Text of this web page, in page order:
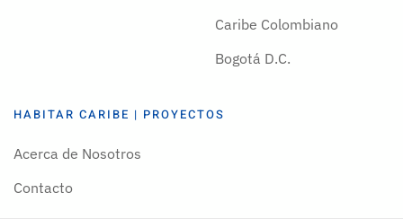
Caribe Colombiano
Bogotá D.C.
HABITAR CARIBE | PROYECTOS
Acerca de Nosotros
Contacto